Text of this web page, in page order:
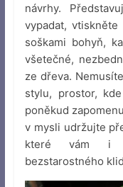
návrhy.
vypadat,
soškami bohyň,
všetečné,
ze dřeva.
stylu, prostor,
poněkud
v mysli udržujte
které vám i
bezstarostného